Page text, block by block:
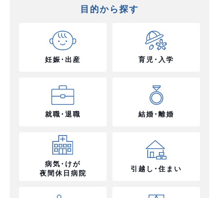
目的から探す
妊娠･出産 育児･入学
就職･退職 結婚･離婚
病気･けが
夜間休日病院
引越し･住まい